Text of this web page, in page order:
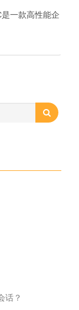
一款高性能企
话？